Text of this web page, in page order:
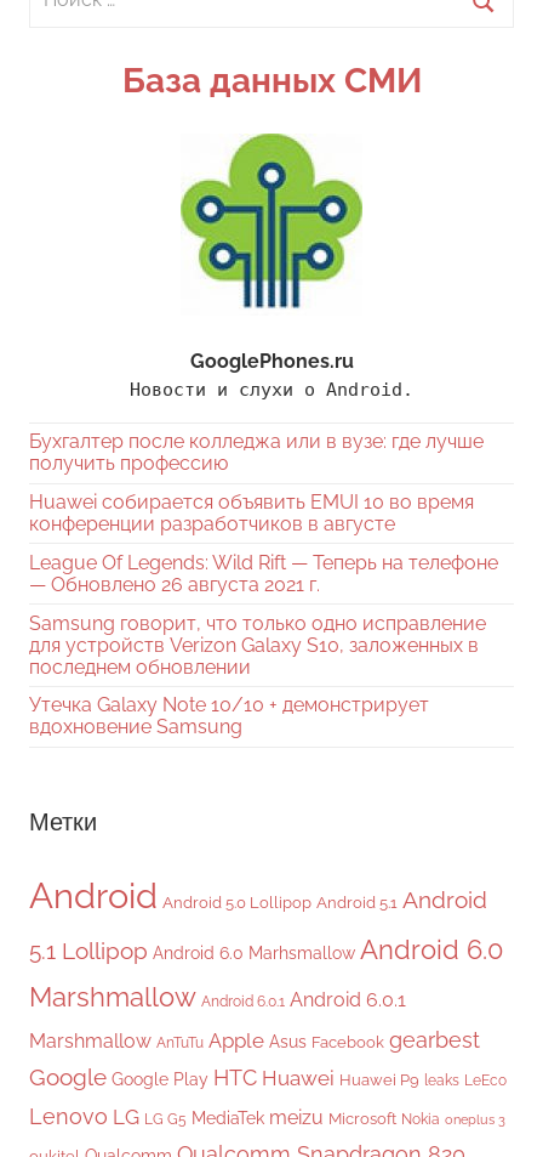
База данных СМИ
GooglePhones.ru
Новости и слухи о Android.
Бухгалтер после колледжа или в вузе: где лучше
получить профессию
Huawei собирается объявить EMUI 10 во время
конференции разработчиков в августе
League Of Legends: Wild Rift — Теперь на телефоне
— Обновлено 26 августа 2021 г.
Samsung говорит, что только одно исправление
для устройств Verizon Galaxy S10, заложенных в
последнем обновлении
Утечка Galaxy Note 10/10 + демонстрирует
вдохновение Samsung
Метки
Android Android 5.0 Lollipop Android 5.1 Android
5.1 Lollipop Android 6.0 Marhsmallow Android 6.0
Marshmallow Android 6.0.1 Android 6.0.1
Marshmallow AnTuTu Apple Asus Facebook gearbest
Google Google Play HTC Huawei Huawei P9 leaks LeEco
Lenovo LG LG G5 MediaTek meizu Microsoft Nokia oneplus 3